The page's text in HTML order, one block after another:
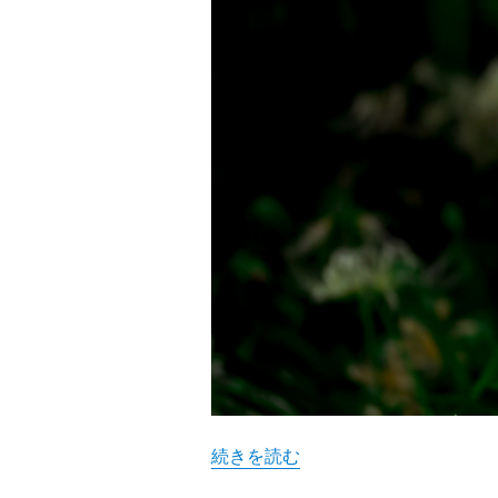
“ショウキズイセン 鍾馗水仙” の
続きを読む